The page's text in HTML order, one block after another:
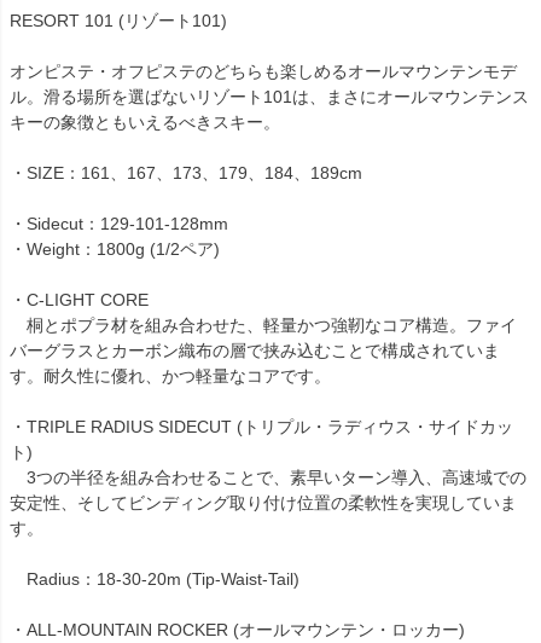
RESORT 101 (リゾート101)
オンピステ・オフピステのどちらも楽しめるオールマウンテンモデ
ル。滑る場所を選ばないリゾート101は、まさにオールマウンテンス
キーの象徴ともいえるべきスキー。
・SIZE：161、167、173、179、184、189cm
・Sidecut：129-101-128mm
・Weight：1800g (1/2ペア)
・C-LIGHT CORE
桐とポプラ材を組み合わせた、軽量かつ強靭なコア構造。ファイ
バーグラスとカーボン織布の層で挟み込むことで構成されていま
す。耐久性に優れ、かつ軽量なコアです。
・TRIPLE RADIUS SIDECUT (トリプル・ラディウス・サイドカッ
ト)
3つの半径を組み合わせることで、素早いターン導入、高速域での
安定性、そしてビンディング取り付け位置の柔軟性を実現していま
す。
Radius：18-30-20m (Tip-Waist-Tail)
・ALL-MOUNTAIN ROCKER (オールマウンテン・ロッカー)